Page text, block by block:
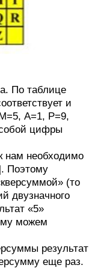
По таблице
и
А=1, Р=9,
цифры
нам необходимо
Поэтому
(то
двузначного
«5»
можем
результат
еще раз.